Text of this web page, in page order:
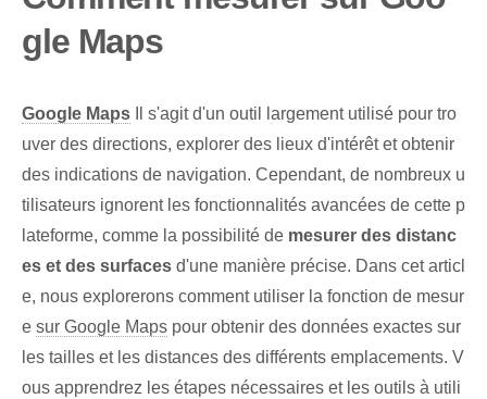
gle Maps
Google Maps Il s'agit d'un outil largement utilisé pour tro
uver des directions, explorer des lieux d'intérêt et obtenir
des indications de navigation. Cependant, de nombreux u
tilisateurs ignorent les fonctionnalités avancées de cette p
lateforme, comme la possibilité de mesurer des distanc
es et des surfaces d'une manière précise. Dans cet articl
e, nous explorerons comment utiliser la fonction de mesur
e sur Google Maps pour obtenir des données exactes sur
les tailles et les distances des différents emplacements. V
ous apprendrez les étapes nécessaires et les outils à utili